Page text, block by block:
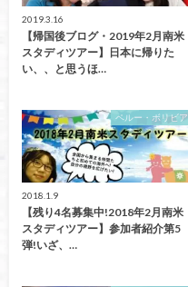
2019.3.16
【帰国後ブログ・2019年2月南米
スタディツアー】日本に帰りた
い、、と思うほ…
ペルー・ボリビア
2018.1.9
【残り4名募集中!2018年2月南米
スタディツアー】参加者紹介第5
弾!いざ、…